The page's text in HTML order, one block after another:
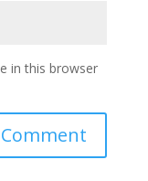
in this browser